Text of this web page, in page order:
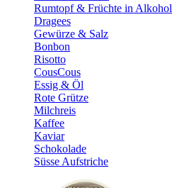
Rumtopf & Früchte in Alkohol
Dragees
Gewürze & Salz
Bonbon
Risotto
CousCous
Essig & Öl
Rote Grütze
Milchreis
Kaffee
Kaviar
Schokolade
Süsse Aufstriche